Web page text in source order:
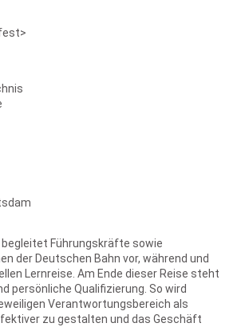
begleitet Führungskräfte sowie
der Deutschen Bahn vor, während und
Lernreise. Am Ende dieser Reise steht
persönliche Qualifizierung. So wird
Verantwortungsbereich als
zu gestalten und das Geschäft